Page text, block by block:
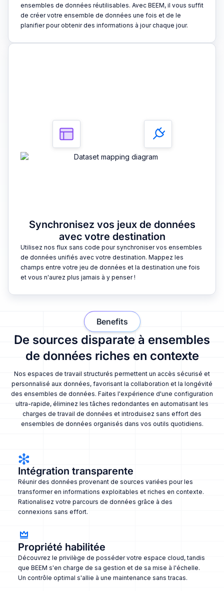
ensembles de données réutilisables. Avec BEEM, il vous suffit
de créer votre ensemble de données une fois et de le
planifier pour obtenir des informations à jour chaque jour.
Synchronisez vos jeux de données
avec votre destination
Utilisez nos flux sans code pour synchroniser vos ensembles
de données unifiés avec votre destination. Mappez les
champs entre votre jeu de données et la destination une fois
et vous n'aurez plus jamais à y penser !
De sources disparate à ensembles
de données riches en contexte
Nos espaces de travail structurés permettent un accès sécurisé et
personnalisé aux données, favorisant la collaboration et la longévité
des ensembles de données. Faites l'expérience d'une configuration
ultra-rapide, éliminez les tâches redondantes en automatisant les
charges de travail de données et introduisez sans effort des
ensembles de données organisés dans vos outils quotidiens.
Benefits
Intégration transparente
Réunir des données provenant de sources variées pour les
transformer en informations exploitables et riches en contexte.
Rationalisez votre parcours de données grâce à des
connexions sans effort.
Propriété habilitée
Découvrez le privilège de posséder votre espace cloud, tandis
que BEEM s'en charge de sa gestion et de sa mise à l'échelle.
Un contrôle optimal s'allie à une maintenance sans tracas.